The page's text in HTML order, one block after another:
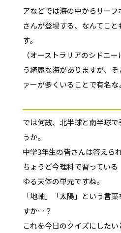
アなどでは海の中からサー
さんが登場する、なんてこ
す。
（オーストラリアのシドニ
う綺麗な海がありますが、
ァーが多くいることで有名な
では何故、北半球と南半球
うか。
中学3年生の皆さんは答えら
ちょうど今理科で習ってい
ゆる天体の単元ですね。
「地軸」「太陽」という言
すか…？
これを今日のクイズにした